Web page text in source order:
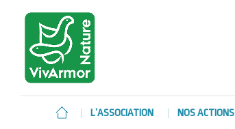
L’ASSOCIATION NOS ACTIONS